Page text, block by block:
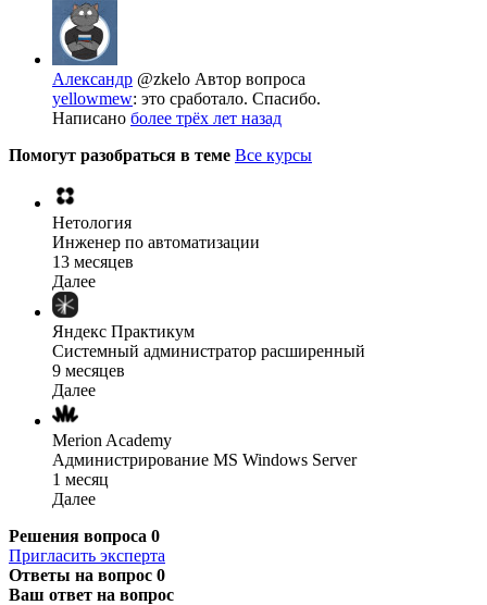
Александр @zkelo Автор вопроса
yellowmew: это сработало. Спасибо.
Написано более трёх лет назад
Помогут разобраться в теме Все курсы
Нетология
Инженер по автоматизации
13 месяцев
Далее
Яндекс Практикум
Системный администратор расширенный
9 месяцев
Далее
Merion Academy
Администрирование MS Windows Server
1 месяц
Далее
Решения вопроса 0
Пригласить эксперта
Ответы на вопрос 0
Ваш ответ на вопрос